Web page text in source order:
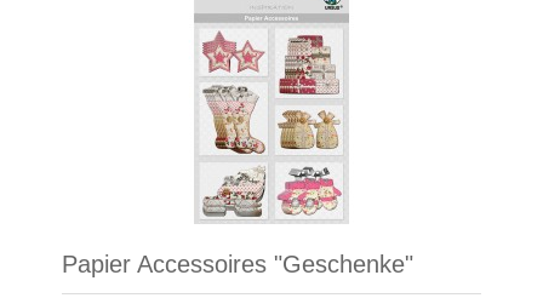
Papier Accessoires "Geschenke"